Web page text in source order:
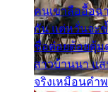
คนเขาลืออื้อฉ
กัน แต่หวั่นจะ
ชื่อต๋อยต้อยตุ้ม
สาวบ้านนา แ
จริงเหมือนคำ